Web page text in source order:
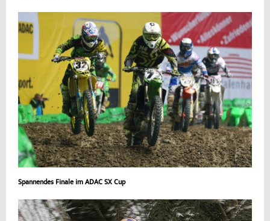
Spannendes Finale im ADAC SX Cup